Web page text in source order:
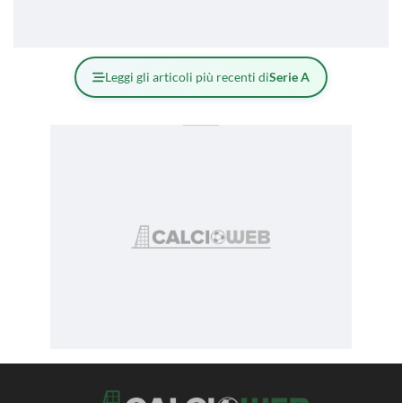
Leggi gli articoli più recenti diSerie A